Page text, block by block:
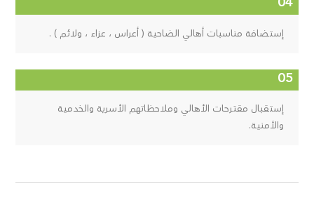
إستضافة مناسبات أهالي الضاحية ( أعراس ، عزاء ، ولائم ) .
إستقبال مقترحات الأهالي وملاحظاتهم الأسرية والخدمية
والأمنية.